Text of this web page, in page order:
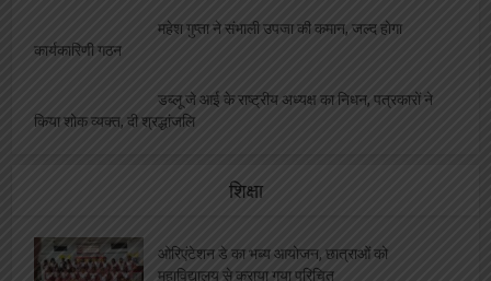
महेश गुप्ता ने संभाली उपजा की कमान, जल्द होगा
कार्यकारिणी गठन
डब्लू जे आई के राष्ट्रीय अध्यक्ष का निधन, पत्रकारों ने
किया शोक व्यक्त, दी श्रद्धांजलि
शिक्षा
ओरिएंटेशन डे का भब्य आयोजन, छात्राओं को
महाविद्यालय से कराया गया परिचित